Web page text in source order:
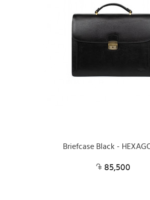
Briefcase Black -
85,500